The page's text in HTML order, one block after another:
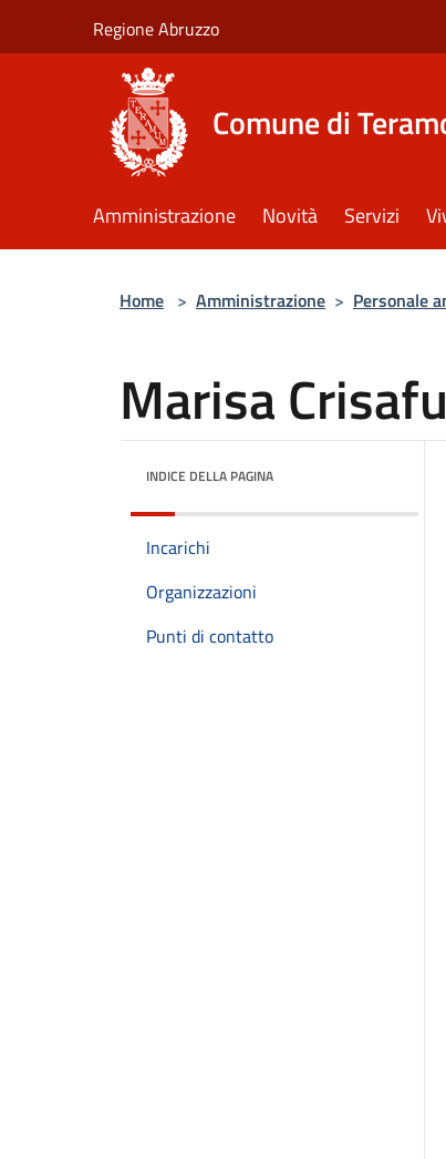
Regione Abruzzo
Comune di
Amministrazione Novità Servizi
Home > Amministrazione > Personale
Marisa
INDICE DELLA PAGINA
Incarichi
Organizzazioni
Punti di contatto